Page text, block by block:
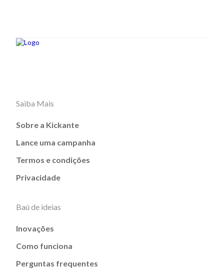
Saiba Mais
Sobre a Kickante
Lance uma campanha
Termos e condições
Privacidade
Baú de ideias
Inovações
Como funciona
Perguntas frequentes